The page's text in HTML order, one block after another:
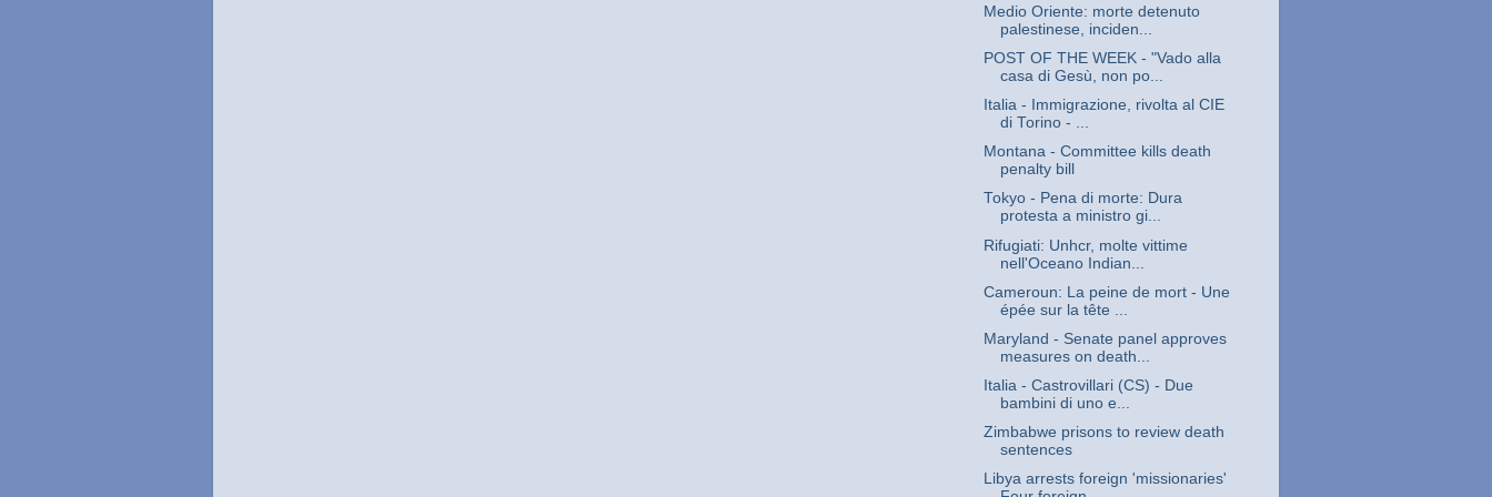
Medio Oriente: morte detenuto
palestinese, inciden...
POST OF THE WEEK - "Vado alla
casa di Gesù, non po...
Italia - Immigrazione, rivolta al CIE
di Torino - ...
Montana - Committee kills death
penalty bill
Tokyo - Pena di morte: Dura
protesta a ministro gi...
Rifugiati: Unhcr, molte vittime
nell'Oceano Indian...
Cameroun: La peine de mort - Une
épée sur la tête ...
Maryland - Senate panel approves
measures on death...
Italia - Castrovillari (CS) - Due
bambini di uno e...
Zimbabwe prisons to review death
sentences
Libya arrests foreign 'missionaries'